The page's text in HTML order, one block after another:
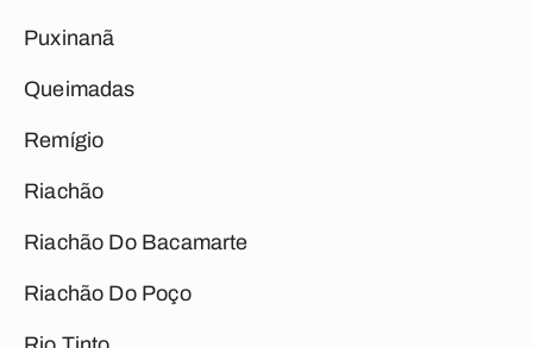
Puxinanã
Queimadas
Remígio
Riachão
Riachão Do Bacamarte
Riachão Do Poço